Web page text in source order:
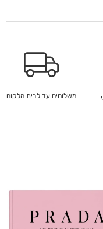
משלוחים עד לבית הלקוח